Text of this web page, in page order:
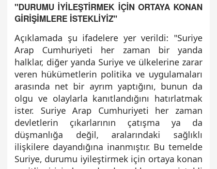
"DURUMU İYİLEŞTİRMEK İÇİN ORTAYA KONAN
GİRİŞİMLERE İSTEKLİYİZ"
Açıklamada şu ifadelere yer verildi: "Suriye
Arap Cumhuriyeti her zaman bir yanda
halklar, diğer yanda Suriye ve ülkelerine zarar
veren hükümetlerin politika ve uygulamaları
arasında net bir ayrım yaptığını, bunun da
olgu ve olaylarla kanıtlandığını hatırlatmak
ister. Suriye Arap Cumhuriyeti her zaman
devletlerin çıkarlarının çatışma ya da
düşmanlığa değil, aralarındaki sağlıklı
ilişkilere dayandığına inanmıştır. Bu temelde
Suriye, durumu iyileştirmek için ortaya konan